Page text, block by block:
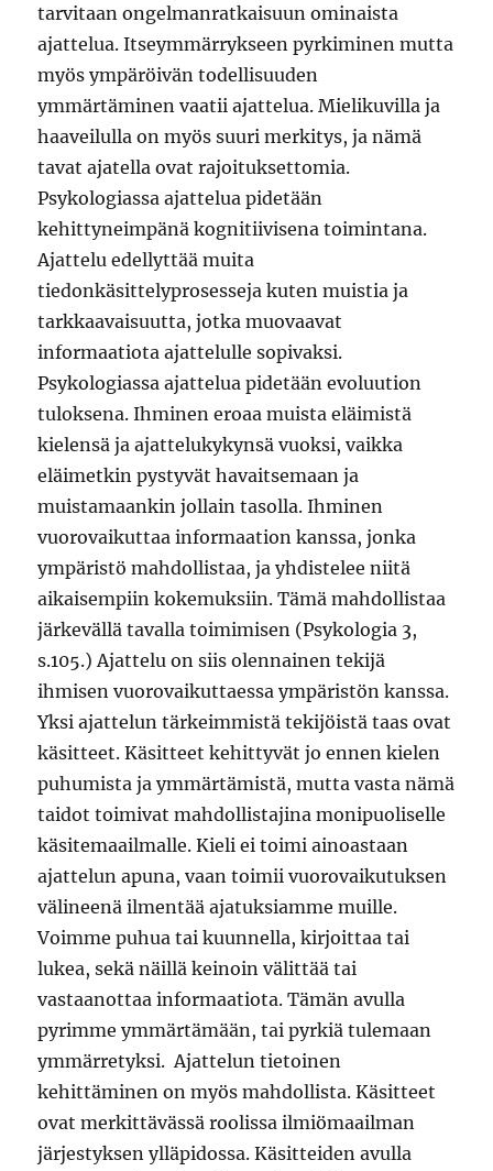
tarvitaan ongelmanratkaisuun ominaista
ajattelua. Itseymmärrykseen pyrkiminen mutta
myös ympäröivän todellisuuden
ymmärtäminen vaatii ajattelua. Mielikuvilla ja
haaveilulla on myös suuri merkitys, ja nämä
tavat ajatella ovat rajoituksettomia.
Psykologiassa ajattelua pidetään
kehittyneimpänä kognitiivisena toimintana.
Ajattelu edellyttää muita
tiedonkäsittelyprosesseja kuten muistia ja
tarkkaavaisuutta, jotka muovaavat
informaatiota ajattelulle sopivaksi.
Psykologiassa ajattelua pidetään evoluution
tuloksena. Ihminen eroaa muista eläimistä
kielensä ja ajattelukykynsä vuoksi, vaikka
eläimetkin pystyvät havaitsemaan ja
muistamaankin jollain tasolla. Ihminen
vuorovaikuttaa informaation kanssa, jonka
ympäristö mahdollistaa, ja yhdistelee niitä
aikaisempiin kokemuksiin. Tämä mahdollistaa
järkevällä tavalla toimimisen (Psykologia 3,
s.105.) Ajattelu on siis olennainen tekijä
ihmisen vuorovaikuttaessa ympäristön kanssa.
Yksi ajattelun tärkeimmistä tekijöistä taas ovat
käsitteet. Käsitteet kehittyvät jo ennen kielen
puhumista ja ymmärtämistä, mutta vasta nämä
taidot toimivat mahdollistajina monipuoliselle
käsitemaailmalle. Kieli ei toimi ainoastaan
ajattelun apuna, vaan toimii vuorovaikutuksen
välineenä ilmentää ajatuksiamme muille.
Voimme puhua tai kuunnella, kirjoittaa tai
lukea, sekä näillä keinoin välittää tai
vastaanottaa informaatiota. Tämän avulla
pyrimme ymmärtämään, tai pyrkiä tulemaan
ymmärretyksi. Ajattelun tietoinen
kehittäminen on myös mahdollista. Käsitteet
ovat merkittävässä roolissa ilmiömaailman
järjestyksen ylläpidossa. Käsitteiden avulla